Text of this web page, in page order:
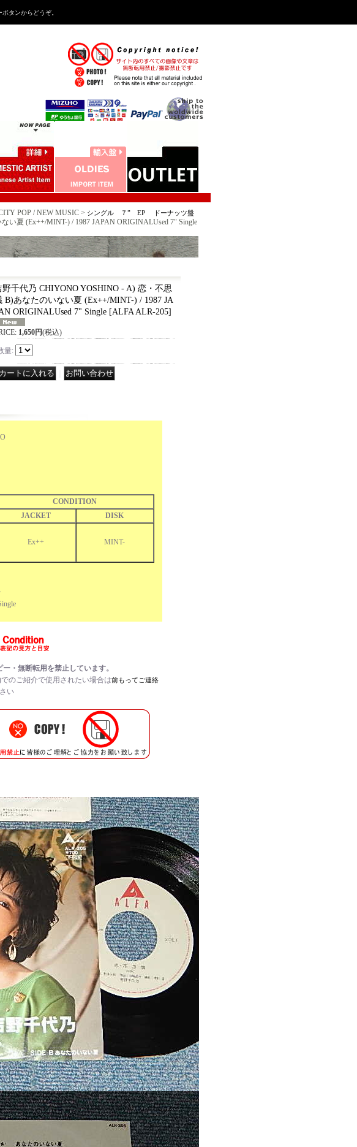
タンからどうぞ。
POP / NEW MUSIC > シングル ７” EP ドーナッツ盤
夏 (Ex++/MINT-) / 1987 JAPAN ORIGINALUsed 7" Single
野千代乃 CHIYONO YOSHINO - A) 恋・不思
B)あなたのいない夏 (Ex++/MINT-) / 1987 JA
ORIGINALUsed 7" Single [ALFA ALR-205]
: 1,650円(税込)
量:
CONDITION
JACKET
DISK
Ex++
MINT-
ー・無断転用を禁止しています。
のご紹介で使用されたい場合は前もってご連絡
い